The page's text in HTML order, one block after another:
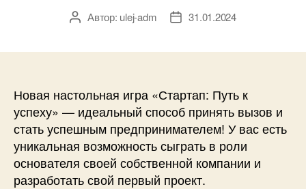
АвторАвтор: ulej-adm
Дата31.01.2024
Новая настольная игра «Стартап: Путь к
успеху» — идеальный способ принять вызов и
стать успешным предпринимателем! У вас есть
уникальная возможность сыграть в роли
основателя своей собственной компании и
разработать свой первый проект.